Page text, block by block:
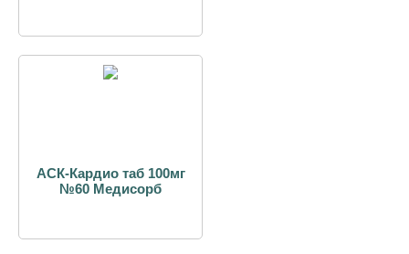
АСК-Кардио таб 100мг
№60 Медисорб